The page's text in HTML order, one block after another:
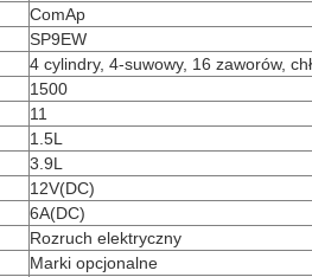
ComAp
SP9EW
4 cylindry, 4-suwowy, 16 zaworów,
1500
11
1.5L
3.9L
12V(DC)
6A(DC)
Rozruch elektryczny
Marki opcjonalne